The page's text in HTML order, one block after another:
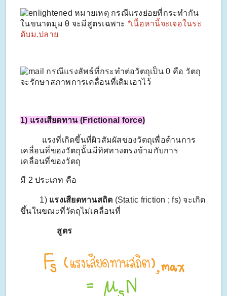
หมายเหตุ กรณีแรงย่อยที่กระทำกัน
ในขนาดมุมθ จะมีสูตรเฉพาะ *เนื้อหานี้จะเจอในระ
ดับม.ปลาย
กรณีแรงลัพธ์ที่กระทำต่อวัตถุเป็น 0 คือ วัตถุ
จะรักษาสภาพการเคลื่อนที่เดิมเอาไว้
1) แรงเสียดทาน (Frictional force)
แรงที่เกิดขึ้นที่ผิวสัมผัสของวัตถุเพื่อต้านการ
เคลื่อนที่ของวัตถุนั้นมีทิศทางตรงข้ามกับการ
เคลื่อนที่ของวัตถุ
มี 2 ประเภท คือ
1) แรงเสียดทานสถิต (Static friction ; fs) จะเกิด
ขึ้นในขณะที่วัตถุไม่เคลื่อนที่
สูตร